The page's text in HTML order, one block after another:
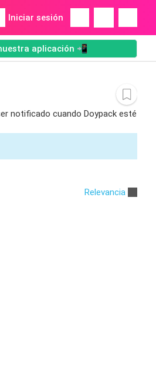
Iniciar sesión
aplicación 📲
notificado cuando Doypack esté
Relevancia